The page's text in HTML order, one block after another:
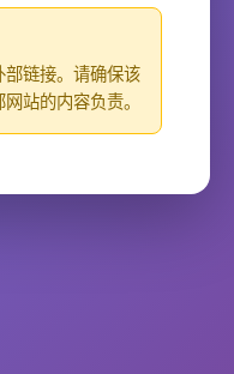
链接。请确保该
站的内容负责。